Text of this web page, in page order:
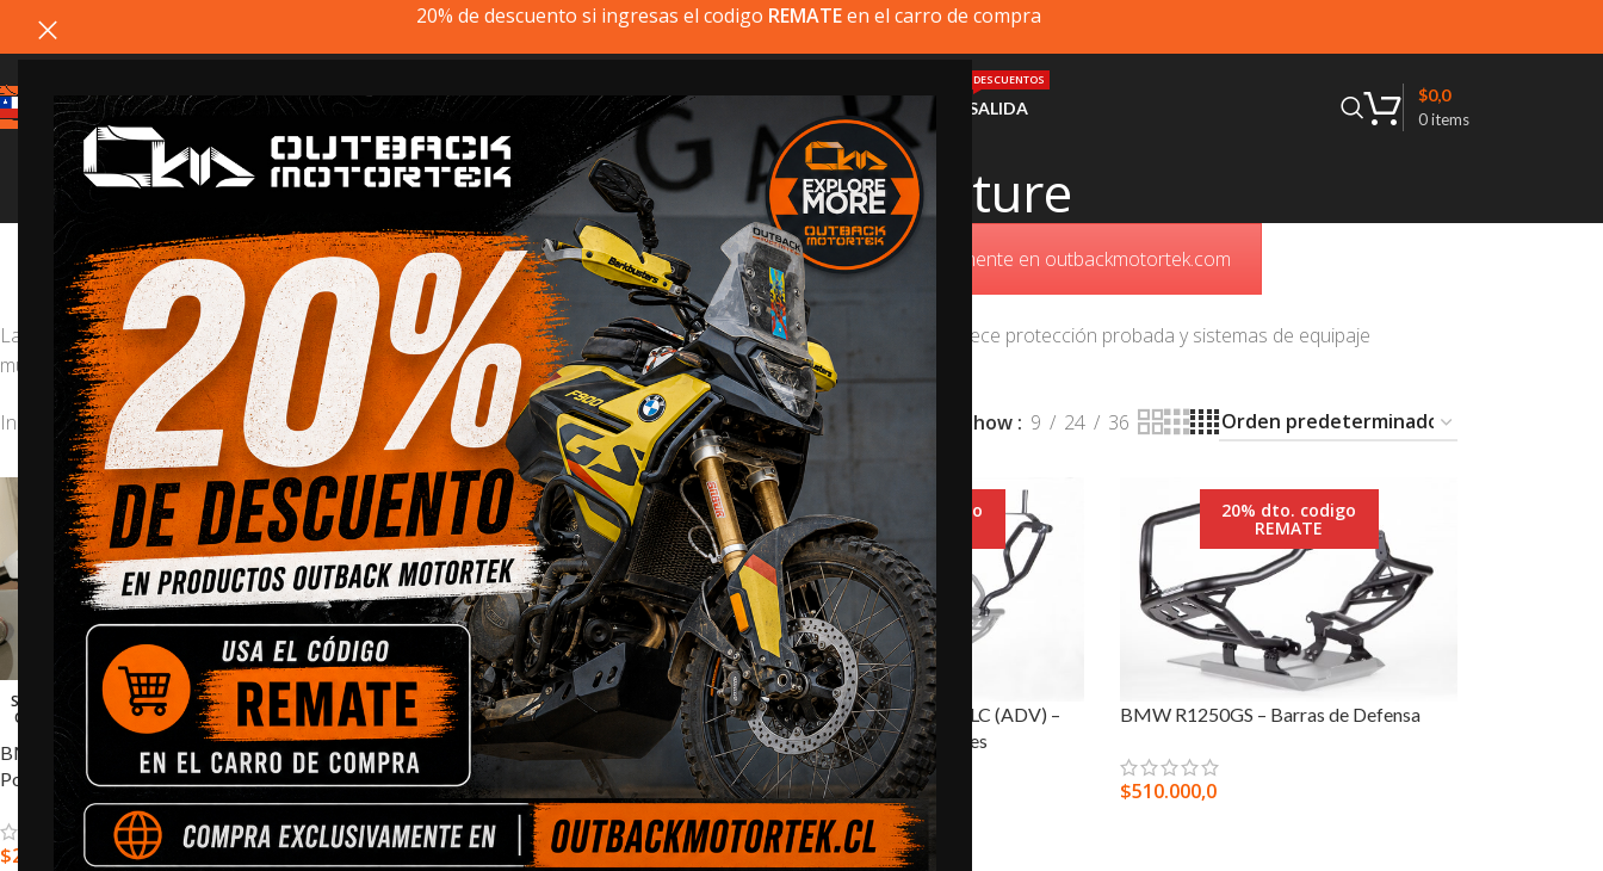
20% de descuento si ingresas el codigo REMATEen el carro de compra
MI MOTOPRODUCTOS INSTALACIÓN SALIDA
DESCUENTOS
0items
$0,0
BMW R1250GS Adventure
Estimado cliente, si el producto que busca no está disponible, puede comprarlo directamente en outbackmotortek.com
La BMW R1250GS Adventurees la motocicleta más nueva de aventura y off-road. Por ello, Outback Motortek ofrece protección probada y sistemas de equipaje
multifuncionales para la BMW R1250GSA.
Inicio BMW/BMW R1250GS Adventure Show 9 24 36
SOLD
OUT
BMW R1200GS(A) / R1250GS(A) –
Portaequipajes
$215.000,0
20% dto. codigo
REMATE
BMW R1200GS/GSA / R1250GS/GSA –
Portaequipajes Doble
AGREGAR AL CARRITO
20% dto. codigo
BMW R1200GS/R1250GS LC (ADV) –
Barras de Defensa Superiores
$370.000,0
SELECCIONAR OPCIONES
20% dto. codigo
REMATE
BMW R1250GS – Barras de Defensa
$510.000,0